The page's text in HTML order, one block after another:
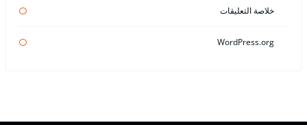
خلاصة التعليقات
WordPress.org